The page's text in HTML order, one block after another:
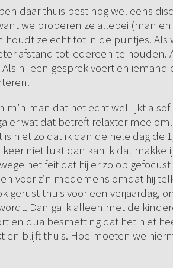
daar thuis best nog wel eens
we proberen ze allebei (man
ze echt tot in de puntjes. Als
afstand tot iedereen te houden.
hij een gesprek voert en iemand
man dat het echt wel lijkt alsof
er wat dat betreft relaxter mee
niet zo dat ik dan de hele dag de
niet lukt dan kan ik dat
het feit dat hij er zo op gefocust
voor z’n medemens omdat hij
gerust thuis voor een verjaardag,
Dan ga ik alleen met de
en qua besmetting dat het niet
blijft thuis. Hoe moeten we